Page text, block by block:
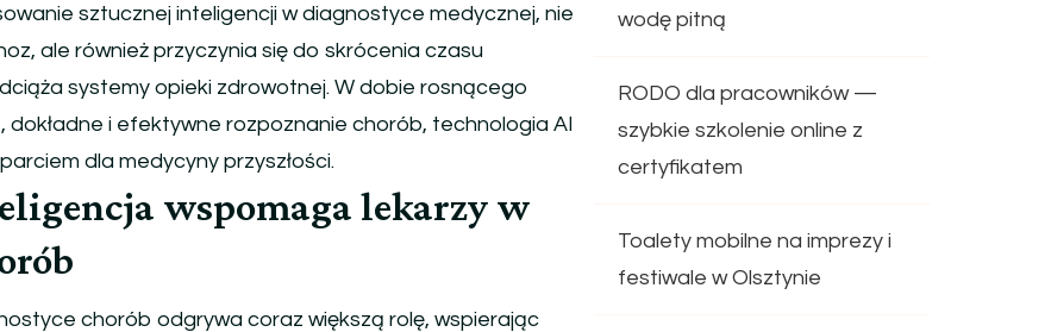
sztucznej inteligencji w diagnostyce medycznej, nie
ale również przyczynia się do skrócenia czasu
systemy opieki zdrowotnej. W dobie rosnącego
i efektywne rozpoznanie chorób, technologia AI
dla medycyny przyszłości.
wspomaga lekarzy w
chorób odgrywa coraz większą rolę, wspierając
wodę pitną
RODO dla pracowników —
szybkie szkolenie online z
certyfikatem
Toalety mobilne na imprezy i
festiwale w Olsztynie